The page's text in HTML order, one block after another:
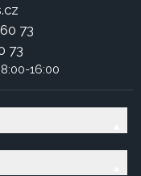
73
73
16:00